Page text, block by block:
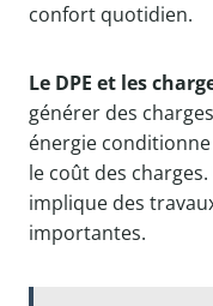
confort quotidien.
Le DPE et les
générer des
énergie
le coût des
implique des
importantes.